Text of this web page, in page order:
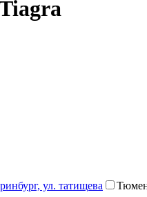
ул. татищева